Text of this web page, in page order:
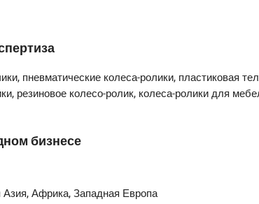
пневматические колеса-ролики, пластиковая
резиновое колесо-ролик, колеса-ролики для
бизнесе
Африка, Западная Европа